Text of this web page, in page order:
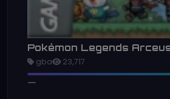
Pokémon Legends
gba 23,717